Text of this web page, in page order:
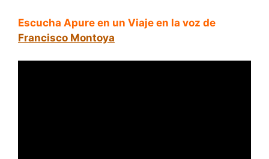
Escucha Apure en un Viaje en la voz de
Francisco Montoya